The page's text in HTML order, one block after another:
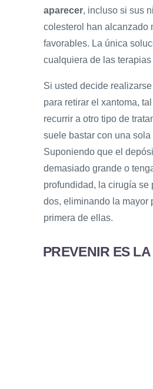
aparecer, incluso si sus
colesterol han alcanzado
favorables. La única
cualquiera de las
Si usted decide
para retirar el xantoma,
recurrir a otro tipo de
suele bastar con una sola
Suponiendo que el
demasiado grande o
profundidad, la cirugía se
dos, eliminando la mayor
primera de ellas.
PREVENIR ES